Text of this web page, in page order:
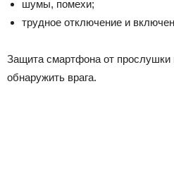
шумы, помехи;
трудное отключение и
Защита смартфона от прослушки
обнаружить врага.